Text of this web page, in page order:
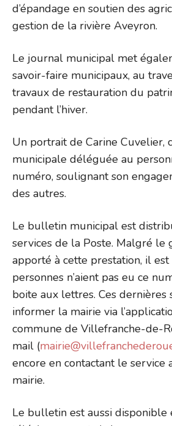
d’épandage en soutien des
gestion de la rivière Aveyron.
Le journal municipal met
savoir-faire municipaux, au
travaux de restauration du
pendant l’hiver.
Un portrait de Carine Cuvelier,
municipale déléguée au
numéro, soulignant son
des autres.
Le bulletin municipal est
services de la Poste. Malgré le
apporté à cette prestation, il
personnes n’aient pas eu ce
boite aux lettres. Ces dernières
informer la mairie via
commune de Villefranche-de-
mail (
encore en contactant le service
mairie.
Le bulletin est aussi disponible